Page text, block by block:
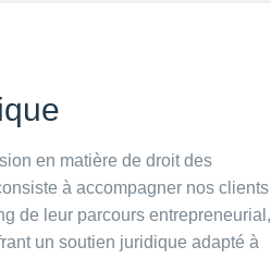
en matière de droit des
à accompagner nos clients
de leur parcours entrepreneurial,
un soutien juridique adapté à